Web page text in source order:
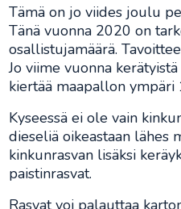
Tämä on jo viides joulu
Tänä vuonna 2020 on
osallistujamäärä.
Jo viime vuonna
kiertää maapallon ympäri
Kyseessä ei ole vain
dieseliä oikeastaan lähes
kinkunrasvan lisäksi
paistinrasvat.
Rasvat voi palauttaa